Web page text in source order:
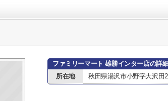
ファミリーマート 雄勝インター店の詳
所在地
秋田県湯沢市小野字大沢田